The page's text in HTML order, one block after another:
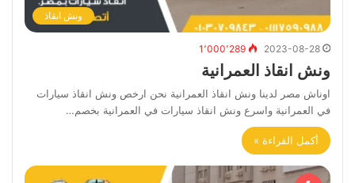
ونش انقاذ
2023-08-28 1٬000٬289
ونش انقاذ العمرانية
اوناش مصر لدينا ونش انقاذ العمرانية نحن ارخص ونش انقاذ سيارات
في العمرانية واسرع ونش انقاذ سيارات في العمرانية بخصم…
أكمل القراءة »